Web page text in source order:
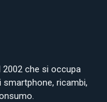
2002 che si occupa
ricambi,